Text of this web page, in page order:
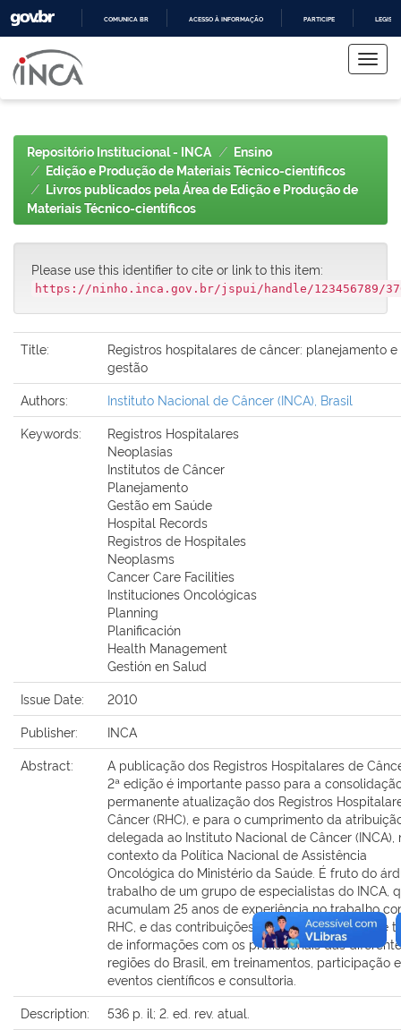
COMUNICA BR ACESSO À INFORMAÇÃO PARTICIPE
navigation
Repositório Institucional - INCA
Ensino
Edição e Produção de Materiais Técnico-científicos
Livros publicados pela Área de Edição e Produção de
Materiais Técnico-científicos
Please use this identifier to cite or link to this item:
https://ninho.inca.gov.br/jspui/handle/123456789/
Title:
Registros hospitalares de câncer: planejamento e
gestão
Authors:
Instituto Nacional de Câncer (INCA), Brasil
Keywords:
Registros Hospitalares
Neoplasias
Institutos de Câncer
Planejamento
Gestão em Saúde
Hospital Records
Registros de Hospitales
Neoplasms
Cancer Care Facilities
Instituciones Oncológicas
Planning
Planificación
Health Management
Gestión en Salud
Issue Date:
2010
Publisher:
INCA
Abstract:
A publicação dos Registros Hospitalares de
2ª edição é importante passo para a
permanente atualização dos Registros
Câncer (RHC), e para o cumprimento da
delegada ao Instituto Nacional de Câncer (INCA),
contexto da Política Nacional de Assistência
Oncológica do Ministério da Saúde. É fruto do
trabalho de um grupo de especialistas do INCA,
acumulam 25 anos de experiência no trabalho
RHC, e das contribuições oriundas da constante
de informações com os profissionais das
regiões do Brasil, em treinamentos, participação
eventos científicos e consultoria.
Description:
536 p. il; 2. ed. rev. atual.